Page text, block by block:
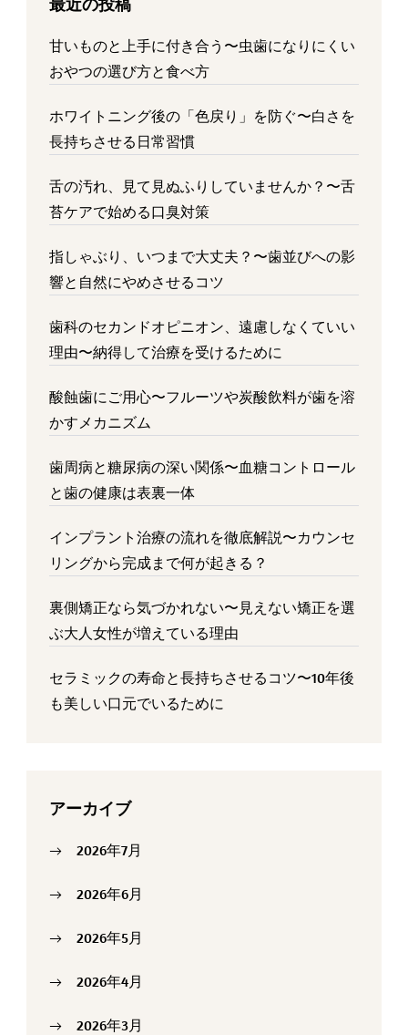
甘いものと上手に付き合う〜虫歯になりにくい
おやつの選び方と食べ方
ホワイトニング後の「色戻り」を防ぐ〜白さを
長持ちさせる日常習慣
舌の汚れ、見て見ぬふりしていませんか？〜舌
苔ケアで始める口臭対策
指しゃぶり、いつまで大丈夫？〜歯並びへの影
響と自然にやめさせるコツ
歯科のセカンドオピニオン、遠慮しなくていい
理由〜納得して治療を受けるために
酸蝕歯にご用心〜フルーツや炭酸飲料が歯を溶
かすメカニズム
歯周病と糖尿病の深い関係〜血糖コントロール
と歯の健康は表裏一体
インプラント治療の流れを徹底解説〜カウンセ
リングから完成まで何が起きる？
裏側矯正なら気づかれない〜見えない矯正を選
ぶ大人女性が増えている理由
セラミックの寿命と長持ちさせるコツ〜10年後
も美しい口元でいるために
アーカイブ
2026年7月
2026年6月
2026年5月
2026年4月
2026年3月